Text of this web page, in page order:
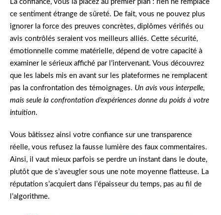
La confiance, vous la placez au premier plan : rien ne remplace
ce sentiment étrange de sûreté. De fait, vous ne pouvez plus
ignorer la force des preuves concrètes, diplômes vérifiés ou
avis contrôlés seraient vos meilleurs alliés. Cette sécurité,
émotionnelle comme matérielle, dépend de votre capacité à
examiner le sérieux affiché par l’intervenant. Vous découvrez
que les labels mis en avant sur les plateformes ne remplacent
pas la confrontation des témoignages. Un avis vous interpelle,
mais seule la confrontation d’expériences donne du poids à votre
intuition.
Vous bâtissez ainsi votre confiance sur une transparence
réelle, vous refusez la fausse lumière des faux commentaires.
Ainsi, il vaut mieux parfois se perdre un instant dans le doute,
plutôt que de s’aveugler sous une note moyenne flatteuse. La
réputation s’acquiert dans l’épaisseur du temps, pas au fil de
l’algorithme.